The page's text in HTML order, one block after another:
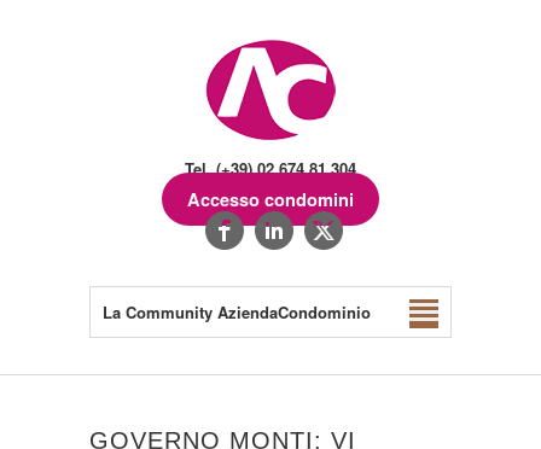
Tel. (+39) 02.674.81.304
Accesso condomini
La Community AziendaCondominio
GOVERNO MONTI: VI